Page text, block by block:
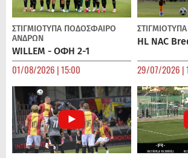
ΣΤΙΓΜΙΟΤΥΠΑ ΠΟΔΌΣΦΑΙΡΟ
ΑΝΔΡΏΝ
WILLEM - ΟΦΗ 2-1
01/08/2026 | 15:00
ΣΤΙΓΜΙΟΤΥΠΑ
HL NAC
29/07/2026 |